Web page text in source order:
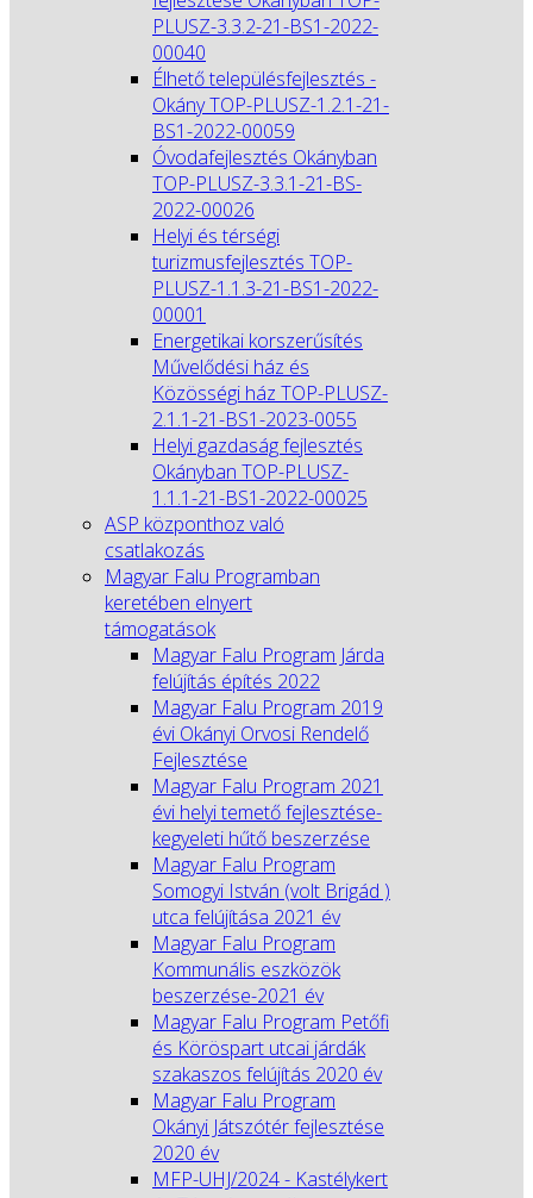
PLUSZ-3.3.2-21-BS1-2022-
00040
Élhető településfejlesztés -
Okány TOP-PLUSZ-1.2.1-21-
BS1-2022-00059
Óvodafejlesztés Okányban
TOP-PLUSZ-3.3.1-21-BS-
2022-00026
Helyi és térségi
turizmusfejlesztés TOP-
PLUSZ-1.1.3-21-BS1-2022-
00001
Energetikai korszerűsítés
Művelődési ház és
Közösségi ház TOP-PLUSZ-
2.1.1-21-BS1-2023-0055
Helyi gazdaság fejlesztés
Okányban TOP-PLUSZ-
1.1.1-21-BS1-2022-00025
ASP központhoz való
csatlakozás
Magyar Falu Programban
keretében elnyert
támogatások
Magyar Falu Program Járda
felújítás építés 2022
Magyar Falu Program 2019
évi Okányi Orvosi Rendelő
Fejlesztése
Magyar Falu Program 2021
évi helyi temető fejlesztése-
kegyeleti hűtő beszerzése
Magyar Falu Program
Somogyi István (volt Brigád )
utca felújítása 2021 év
Magyar Falu Program
Kommunális eszközök
beszerzése-2021 év
Magyar Falu Program Petőfi
és Köröspart utcai járdák
szakaszos felújítás 2020 év
Magyar Falu Program
Okányi Játszótér fejlesztése
2020 év
MFP-UHJ/2024 - Kastélykert